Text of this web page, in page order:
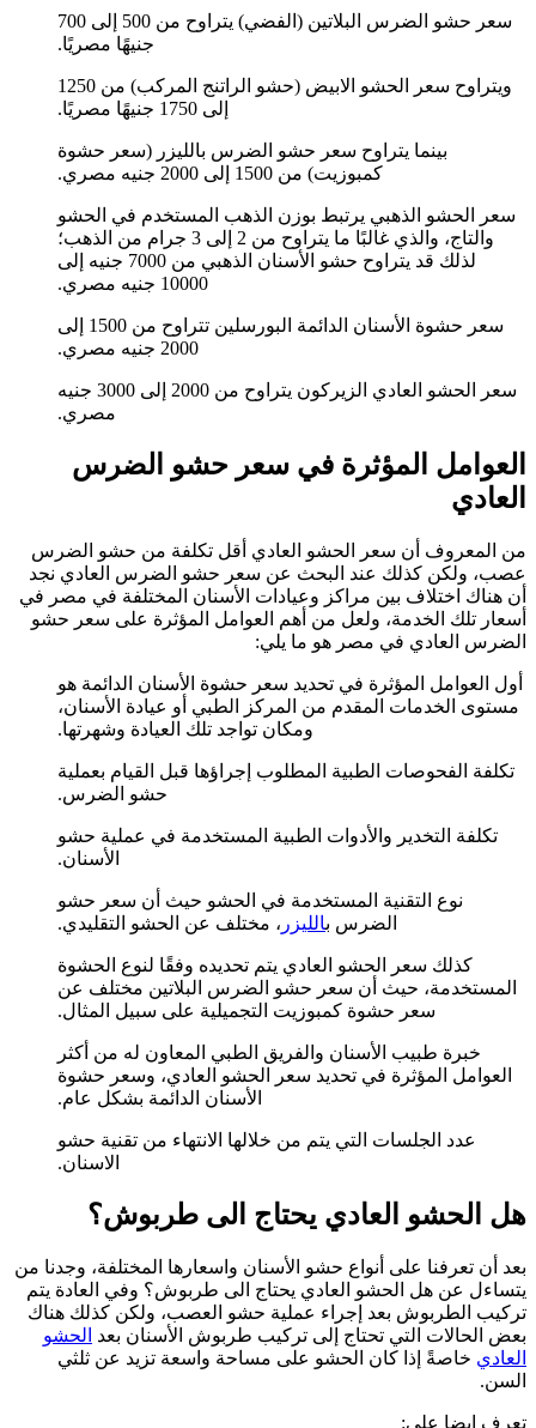
سعر حشو الضرس البلاتين (الفضي) يتراوح من 500 إلى 700
جنيهًا مصريًا.
ويتراوح سعر الحشو الابيض (حشو الراتنج المركب) من 1250
إلى 1750 جنيهًا مصريًا.
بينما يتراوح سعر حشو الضرس بالليزر (سعر حشوة
كمبوزيت) من 1500 إلى 2000 جنيه مصري.
سعر الحشو الذهبي يرتبط بوزن الذهب المستخدم في الحشو
والتاج، والذي غالبًا ما يتراوح من 2 إلى 3 جرام من الذهب؛
لذلك قد يتراوح حشو الأسنان الذهبي من 7000 جنيه إلى
10000 جنيه مصري.
سعر حشوة الأسنان الدائمة البورسلين تتراوح من 1500 إلى
2000 جنيه مصري.
سعر الحشو العادي الزيركون يتراوح من 2000 إلى 3000 جنيه
مصري.
العوامل المؤثرة في سعر حشو الضرس
العادي
من المعروف أن سعر الحشو العادي أقل تكلفة من حشو الضرس
عصب، ولكن كذلك عند البحث عن سعر حشو الضرس العادي نجد
أن هناك اختلاف بين مراكز وعيادات الأسنان المختلفة في مصر في
أسعار تلك الخدمة، ولعل من أهم العوامل المؤثرة على سعر حشو
الضرس العادي في مصر هو ما يلي:
أول العوامل المؤثرة في تحديد سعر حشوة الأسنان الدائمة هو
مستوى الخدمات المقدم من المركز الطبي أو عيادة الأسنان،
ومكان تواجد تلك العيادة وشهرتها.
تكلفة الفحوصات الطبية المطلوب إجراؤها قبل القيام بعملية
حشو الضرس.
تكلفة التخدير والأدوات الطبية المستخدمة في عملية حشو
الأسنان.
نوع التقنية المستخدمة في الحشو حيث أن سعر حشو
الضرس بالليزر ، مختلف عن الحشو التقليدي.
كذلك سعر الحشو العادي يتم تحديده وفقًا لنوع الحشوة
المستخدمة، حيث أن سعر حشو الضرس البلاتين مختلف عن
سعر حشوة كمبوزيت التجميلية على سبيل المثال.
خبرة طبيب الأسنان والفريق الطبي المعاون له من أكثر
العوامل المؤثرة في تحديد سعر الحشو العادي، وسعر حشوة
الأسنان الدائمة بشكل عام.
عدد الجلسات التي يتم من خلالها الانتهاء من تقنية حشو
الاسنان.
هل الحشو العادي يحتاج الى طربوش؟
بعد أن تعرفنا على أنواع حشو الأسنان واسعارها المختلفة، وجدنا من
يتساءل عن هل الحشو العادي يحتاج الى طربوش؟ وفي العادة يتم
تركيب الطربوش بعد إجراء عملية حشو العصب، ولكن كذلك هناك
بعض الحالات التي تحتاج إلى تركيب طربوش الأسنان بعد الحشو
العادي خاصةً إذا كان الحشو على مساحة واسعة تزيد عن ثلثي
السن.
تعرف ايضا على: